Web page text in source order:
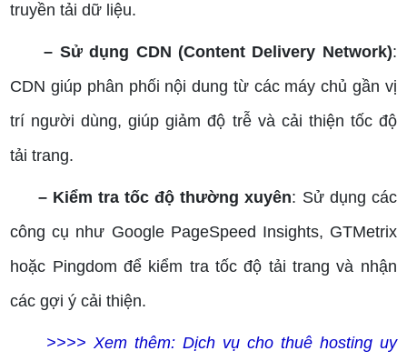
truyền tải dữ liệu.
– Sử dụng CDN (Content Delivery Network):
CDN giúp phân phối nội dung từ các máy chủ gần vị
trí người dùng, giúp giảm độ trễ và cải thiện tốc độ
tải trang.
– Kiểm tra tốc độ thường xuyên: Sử dụng các
công cụ như Google PageSpeed Insights, GTMetrix
hoặc Pingdom để kiểm tra tốc độ tải trang và nhận
các gợi ý cải thiện.
>>>> Xem thêm: Dịch vụ cho thuê hosting uy